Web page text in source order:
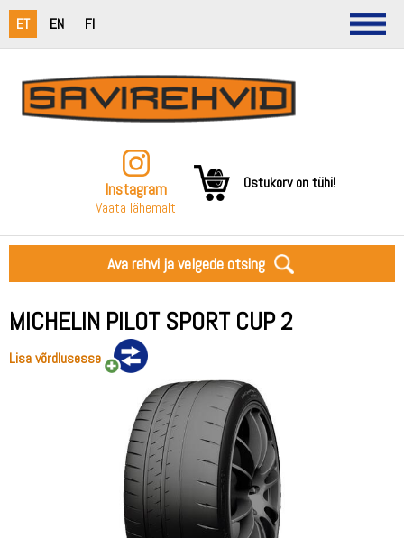
ET EN FI
Instagram
Vaata lähemalt
Ostukorv on tühi!
Ava rehvi ja velgede otsing
MICHELIN PILOT SPORT CUP 2
Lisa võrdlusesse